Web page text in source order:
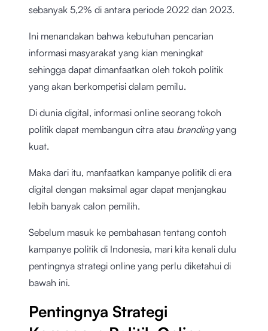
sebanyak 5,2% di antara periode 2022 dan 2023.
Ini menandakan bahwa kebutuhan pencarian
informasi masyarakat yang kian meningkat
sehingga dapat dimanfaatkan oleh tokoh politik
yang akan berkompetisi dalam pemilu.
Di dunia digital, informasi online seorang tokoh
politik dapat membangun citra atau brandingyang
kuat.
Maka dari itu, manfaatkan kampanye politik di era
digital dengan maksimal agar dapat menjangkau
lebih banyak calon pemilih.
Sebelum masuk ke pembahasan tentang contoh
kampanye politik di Indonesia, mari kita kenali dulu
pentingnya strategi online yang perlu diketahui di
bawah ini.
Pentingnya Strategi